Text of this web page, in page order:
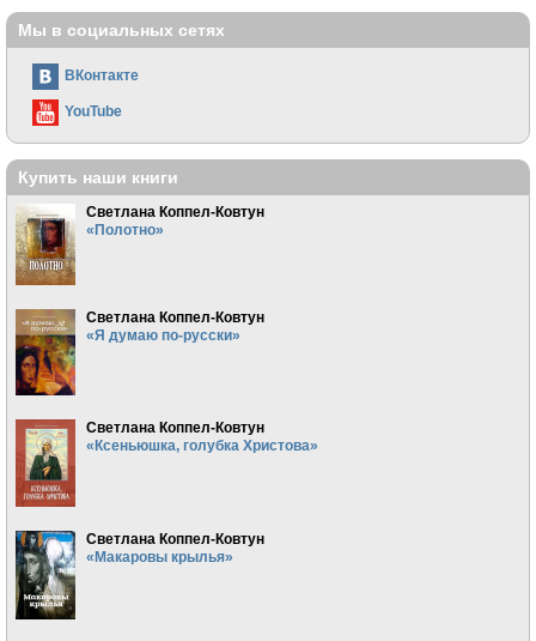
Мы в социальных сетях
ВКонтакте
YouTube
Купить наши книги
Светлана Коппел-Ковтун
«Полотно»
Светлана Коппел-Ковтун
«Я думаю по-русски»
Светлана Коппел-Ковтун
«Ксеньюшка, голубка Христова»
Светлана Коппел-Ковтун
«Макаровы крылья»